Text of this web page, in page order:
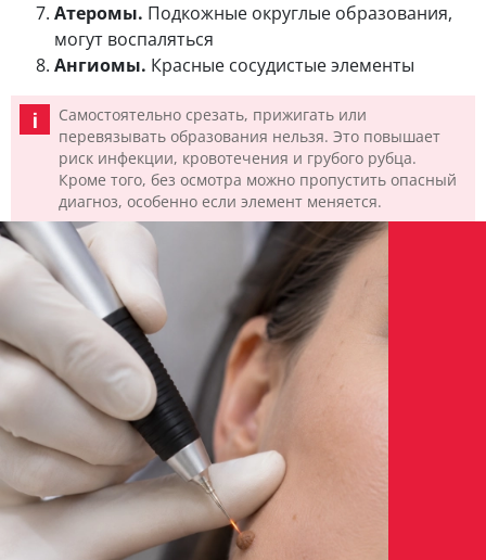
Атеромы. Подкожные округлые образования,
могут воспаляться
Ангиомы. Красные сосудистые элементы
Самостоятельно срезать, прижигать или
перевязывать образования нельзя. Это повышает
риск инфекции, кровотечения и грубого рубца.
Кроме того, без осмотра можно пропустить опасный
диагноз, особенно если элемент меняется.